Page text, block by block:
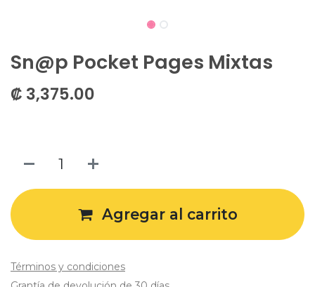
Sn@p Pocket Pages Mixtas
₡ 3,375.00
Agregar al carrito
Términos y condiciones